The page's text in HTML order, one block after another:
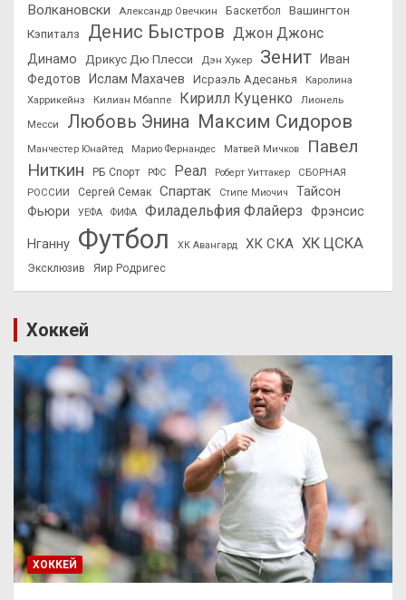
Волкановски
Александр Овечкин Баскетбол
Вашингтон
Кэпиталз
Денис Быстров Джон Джонс
Динамо Дрикус Дю Плесси Дэн Хукер Зенит
Иван
Федотов
Ислам Махачев Исраэль Адесанья
Каролина
Харрикейнз
Килиан Мбаппе Кирилл Куценко
Лионель
Месси
Любовь Энина Максим Сидоров
Манчестер Юнайтед Марио Фернандес Матвей Мичков
Павел
Ниткин
РБ Спорт РФС Реал Роберт Уиттакер
СБОРНАЯ
РОССИИ
Сергей Семак Спартак Стипе Миочич
Тайсон
Фьюри
УЕФА ФИФА Филадельфия Флайерз Фрэнсис
Нганну Футбол ХК Авангард ХК СКА ХК ЦСКА
Эксклюзив Яир Родригес
Хоккей
ХОККЕЙ